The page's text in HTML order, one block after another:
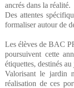
ancrés dans la réalité.
Des attentes
formaliser autour de
Les élèves de BAC
poursuivent cette
étiquettes, destinés
Valorisant le jardin
réalisation de ces